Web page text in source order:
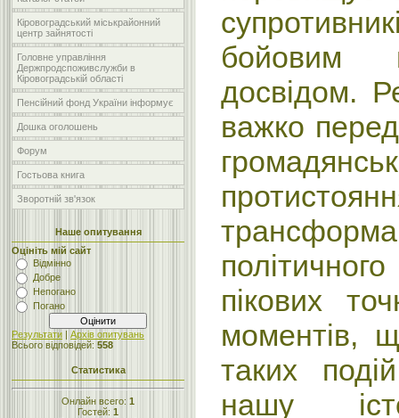
Кіровоградський міськрайонний
центр зайнятості
Головне управління
Держпродспоживслужби в
Кіровоградській області
Пенсійний фонд України інформує
Дошка оголошень
Форум
Гостьова книга
Зворотній зв'язок
Наше опитування
Оцініть мій сайт
Відмінно
Добре
Непогано
Погано
Результати | Архів опитувань
Всього відповідей: 558
Статистика
Онлайн всего: 1
Гостей: 1
бойовим
досвідом.
важко
пікових
моментів,
таких
нашу